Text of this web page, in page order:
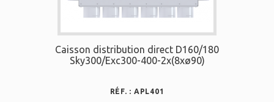
Caisson distribution direct D160/180
Sky300/Exc300-400-2x(8xø90)
RÉF. : APL401